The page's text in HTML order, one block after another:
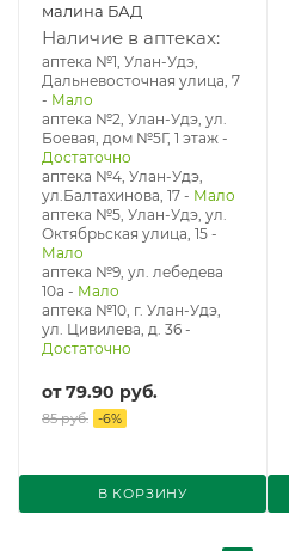
малина БАД
Наличие в аптеках:
аптека №1, Улан-Удэ,
Дальневосточная улица, 7
- Мало
аптека №2, Улан-Удэ, ул.
Боевая, дом №5Г, 1 этаж -
Достаточно
аптека №4, Улан-Удэ,
ул.Балтахинова, 17 - Мало
аптека №5, Улан-Удэ, ул. ​
Октябрьская улица, 15 -
Мало
аптека №9, ул. лебедева
10а - Мало
аптека №10, г. Улан-Удэ,
ул. Цивилева, д. 36 -
Достаточно
от79.90 руб.
85 руб. -6%
В КОРЗИНУ